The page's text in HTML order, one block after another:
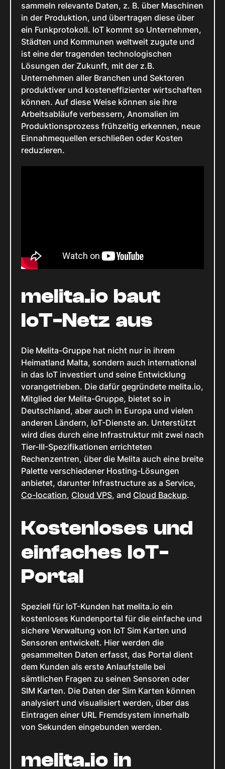
sammeln relevante Daten, z. B. über Maschinen
in der Produktion, und übertragen diese über
ein Funkprotokoll. IoT kommt so Unternehmen,
Städten und Kommunen weltweit zugute und
ist eine der tragenden technologischen
Lösungen der Zukunft, mit der z.B.
Unternehmen aller Branchen und Sektoren
produktiver und kosteneffizienter wirtschaften
können. Auf diese Weise können sie ihre
Arbeitsabläufe verbessern, Anomalien im
Produktionsprozess frühzeitig erkennen, neue
Einnahmequellen erschließen oder Kosten
reduzieren.
melita.io baut
IoT-Netz aus
Die Melita-Gruppe hat nicht nur in ihrem
Heimatland Malta, sondern auch international
in das IoT investiert und seine Entwicklung
vorangetrieben. Die dafür gegründete melita.io,
Mitglied der Melita-Gruppe, bietet so in
Deutschland, aber auch in Europa und vielen
anderen Ländern, IoT-Dienste an. Unterstützt
wird dies durch eine Infrastruktur mit zwei nach
Tier-III-Spezifikationen errichteten
Rechenzentren, über die Melita auch eine breite
Palette verschiedener Hosting-Lösungen
anbietet, darunter Infrastructure as a Service,
Co-location, Cloud VPS, and Cloud Backup.
Kostenloses und
einfaches IoT-
Portal
Speziell für IoT-Kunden hat melita.io ein
kostenloses Kundenportal für die einfache und
sichere Verwaltung von IoT Sim Karten und
Sensoren entwickelt. Hier werden die
gesammelten Daten erfasst, das Portal dient
dem Kunden als erste Anlaufstelle bei
sämtlichen Fragen zu seinen Sensoren oder
SIM Karten. Die Daten der Sim Karten können
analysiert und visualisiert werden, über das
Eintragen einer URL Fremdsystem innerhalb
von Sekunden eingebunden werden.
melita.io in